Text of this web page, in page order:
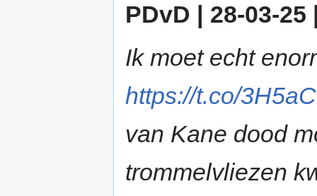
PDvD | 28-03-25
Ik moet echt
https://t.co/
van Kane dood
trommelvliezen